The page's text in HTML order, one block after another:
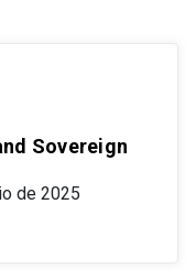
Sovereign
de 2025